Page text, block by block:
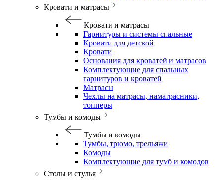
Кровати и матрасы
Кровати и матрасы
Гарнитуры и системы спальные
Кровати для детской
Кровати
Основания для кроватей и матрасов
Комплектующие для спальных
гарнитуров и кроватей
Матрасы
Чехлы на матрасы, наматрасники,
топперы
Тумбы и комоды
Тумбы и комоды
Тумбы, трюмо, трельяжи
Комоды
Комплектующие для тумб и комодов
Столы и стулья